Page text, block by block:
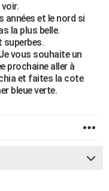
années et le nord si
la plus belle.
vous souhaite un
prochaine aller à
et faites la cote
bleue verte.